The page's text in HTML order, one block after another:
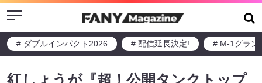
Menu
# ダブルインパクト2026 # 配信延長決定! # M-1グラン
紅しょうが『超！公開タンクトップ